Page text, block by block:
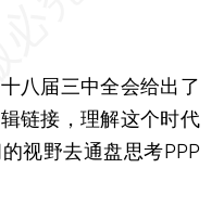
届三中全会给出了
链接，理解这个时代
视野去通盘思考PPP